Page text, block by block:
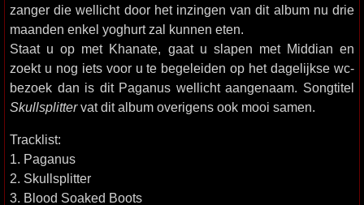
zanger die wellicht door het inzingen van dit album nu drie
maanden enkel yoghurt zal kunnen eten.
Staat u op met Khanate, gaat u slapen met Middian en
zoekt u nog iets voor u te begeleiden op het dagelijkse wc-
bezoek dan is dit Paganus wellicht aangenaam. Songtitel
Skullsplittervat dit album overigens ook mooi samen.
Tracklist:
1. Paganus
2. Skullsplitter
3. Blood Soaked Boots